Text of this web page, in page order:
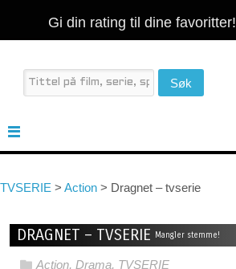
Gi din rating til dine favoritter!
TVSERIE > Action > Dragnet – tvserie
DRAGNET – TVSERIE Mangler stemme!
Action, Drama, TVSERIE